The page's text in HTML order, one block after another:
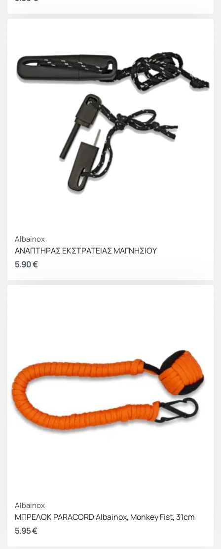
Albainox
ΑΝΑΠΤΗΡΑΣ ΕΚΣΤΡΑΤΕΙΑΣ ΜΑΓΝΗΣΙΟΥ
5.90€
Albainox
ΜΠΡΕΛΟΚ PARACORD Albainox, Monkey Fist, 31cm
5.95€